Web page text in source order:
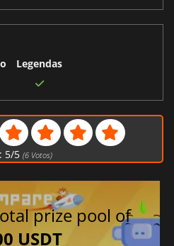
Legendas
5/5 (6Votos)
prize pool of
USDT